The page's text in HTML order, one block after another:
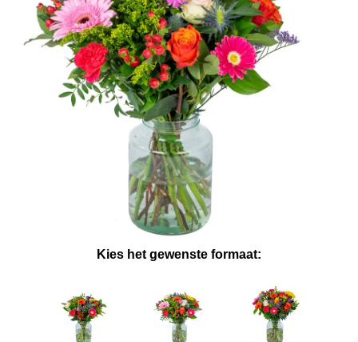
Kies het gewenste formaat: